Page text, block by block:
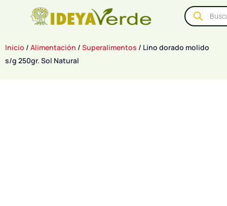
Inicio / Alimentación / Superalimentos / Lino dorado molido
s/g 250gr. Sol Natural